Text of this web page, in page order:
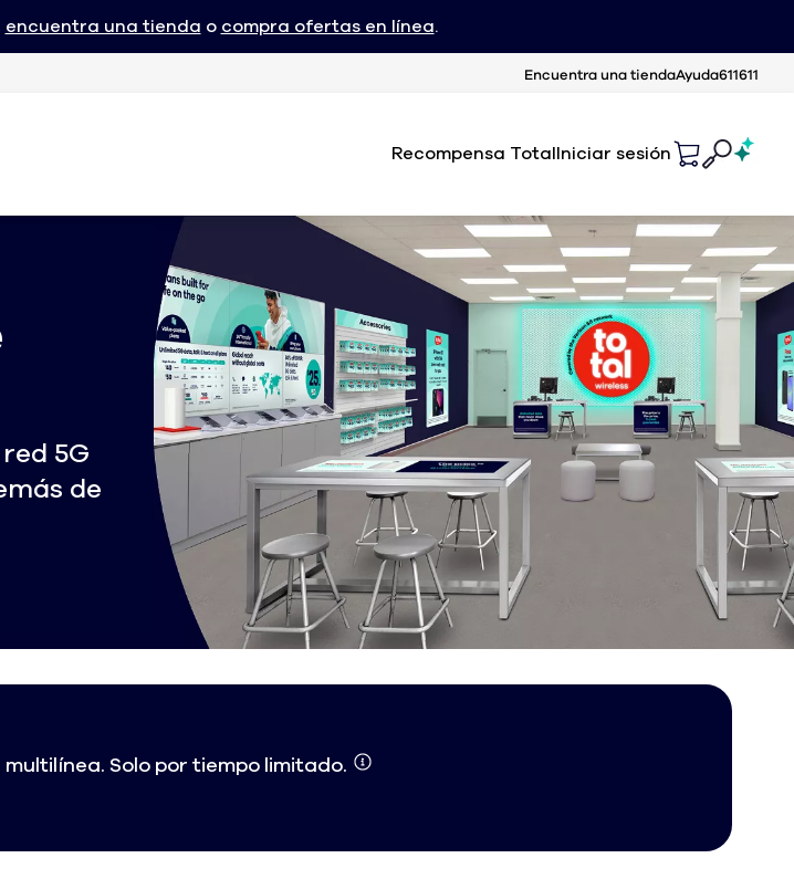
encuentra una tienda o compra ofertas en línea.
Encuentra una tiendaAyuda611611
Recompensa Total Iniciar sesión
5G
de
Solo por tiempo limitado.